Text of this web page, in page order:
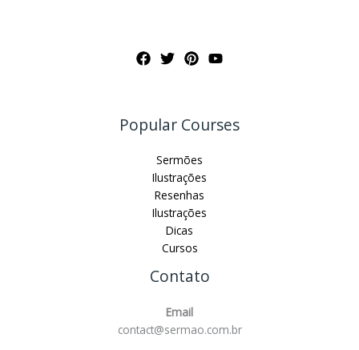
Popular Courses
Sermões
Ilustrações
Resenhas
Ilustrações
Dicas
Cursos
Contato
Email
contact@sermao.com.br